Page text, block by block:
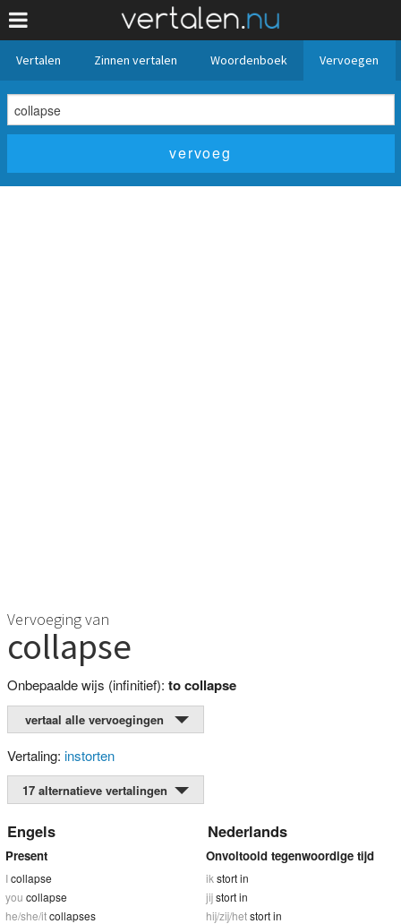
Vertalen Zinnen vertalen Woordenboek Vervoegen
Vervoeging van
collapse
Onbepaalde wijs (infinitief): to collapse
vertaal alle vervoegingen
Vertaling: instorten
17 alternatieve vertalingen
Engels Nederlands
Present
Icollapse
you collapse
he/she/itcollapses
Onvoltooid tegenwoordige tijd
ik stort in
jijstort in
hij/zij/hetstort in